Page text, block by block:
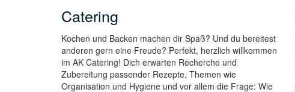
Catering
Kochen und Backen machen dir Spaß? Und du bereitest
anderen gern eine Freude? Perfekt, herzlich willkommen
im AK Catering! Dich erwarten Recherche und
Zubereitung passender Rezepte, Themen wie
Organisation und Hygiene und vor allem die Frage: Wie